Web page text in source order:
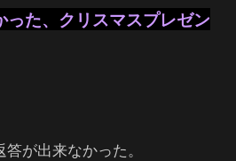
った、クリスマスプレゼン
が出来なかった。